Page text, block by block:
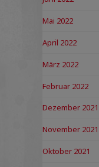
Mai 2022
April 2022
März 2022
Februar 2022
Dezember 2021
November 2021
Oktober 2021